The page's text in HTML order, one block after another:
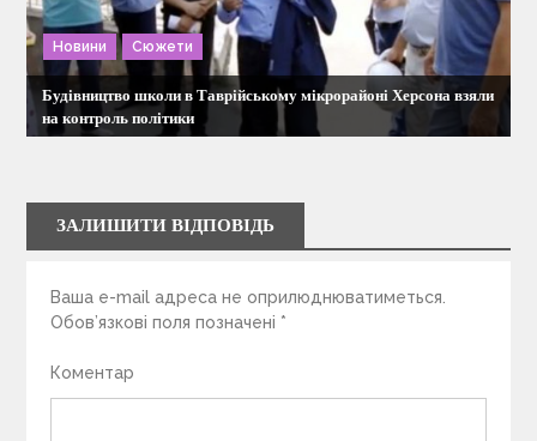
Новини Сюжети
Будівництво школи в Таврійському мікрорайоні Херсона взяли
на контроль політики
ЗАЛИШИТИ ВІДПОВІДЬ
Ваша e-mail адреса не оприлюднюватиметься.
Обов’язкові поля позначені *
Коментар